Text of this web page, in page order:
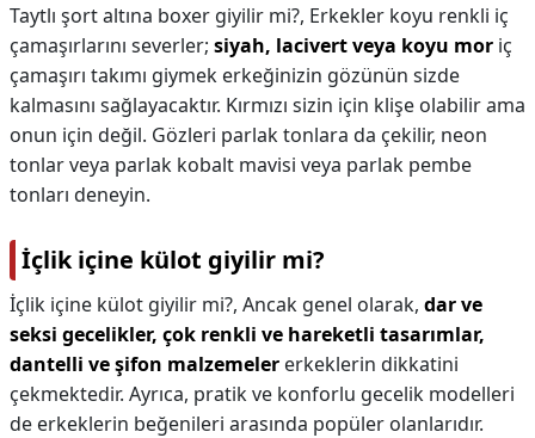
Taytlı şort altına boxer giyilir mi?, Erkekler koyu renkli iç
çamaşırlarını severler; siyah, lacivert veya koyu mor iç
çamaşırı takımı giymek erkeğinizin gözünün sizde
kalmasını sağlayacaktır. Kırmızı sizin için klişe olabilir ama
onun için değil. Gözleri parlak tonlara da çekilir, neon
tonlar veya parlak kobalt mavisi veya parlak pembe
tonları deneyin.
İçlik içine külot giyilir mi?
İçlik içine külot giyilir mi?, Ancak genel olarak, dar ve
seksi gecelikler, çok renkli ve hareketli tasarımlar,
dantelli ve şifon malzemeler erkeklerin dikkatini
çekmektedir. Ayrıca, pratik ve konforlu gecelik modelleri
de erkeklerin beğenileri arasında popüler olanlarıdır.